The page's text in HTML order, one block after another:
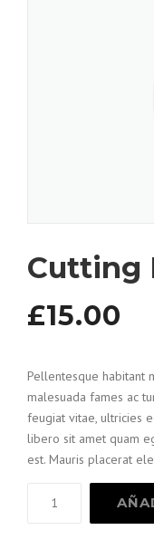
Cutting
£15.00
Pellentesque habitant
malesuada fames ac
feugiat vitae, ultricies
libero sit amet quam
est. Mauris placerat
Pliers